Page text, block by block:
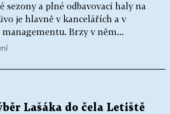
sezony a plné odbavovací haly na
je hlavně v kancelářích a v
Brzy v něm...
Lašáka do čela Letiště